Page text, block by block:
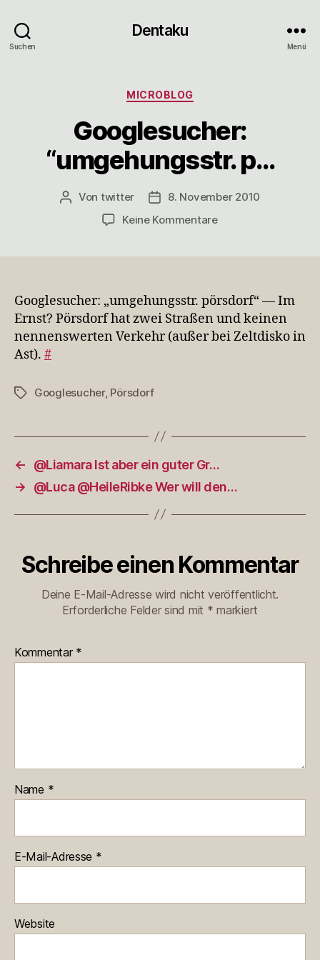
Suchen
Dentaku
Menü
Kategorien
MICROBLOG
Googlesucher:
“umgehungsstr. p…
Beitragsautor
Von twitter Veröffentlichungsdatum
8. November 2010
Keine Kommentarezu
Googlesucher: „umgehungsstr. pörsdorf“ — Im
Ernst? Pörsdorf hat zwei Straßen und keinen
nennenswerten Verkehr (außer bei Zeltdisko in
Ast). #
Schlagwörter
Googlesucher, Pörsdorf
←
@Liamara Ist aber ein guter Gr…
→
@Luca @HeileRibke Wer will den…
Schreibe einen Kommentar
Deine E-Mail-Adresse wird nicht veröffentlicht.
Erforderliche Felder sind mit * markiert
Kommentar *
Name *
E-Mail-Adresse *
Website